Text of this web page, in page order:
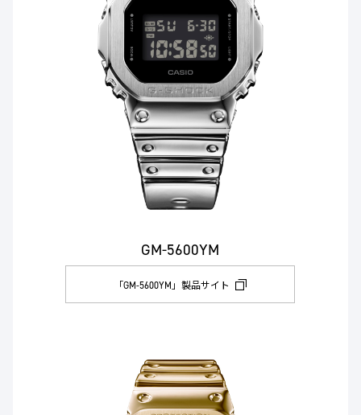
GM-5600YM
「GM-5600YM」製品サイト